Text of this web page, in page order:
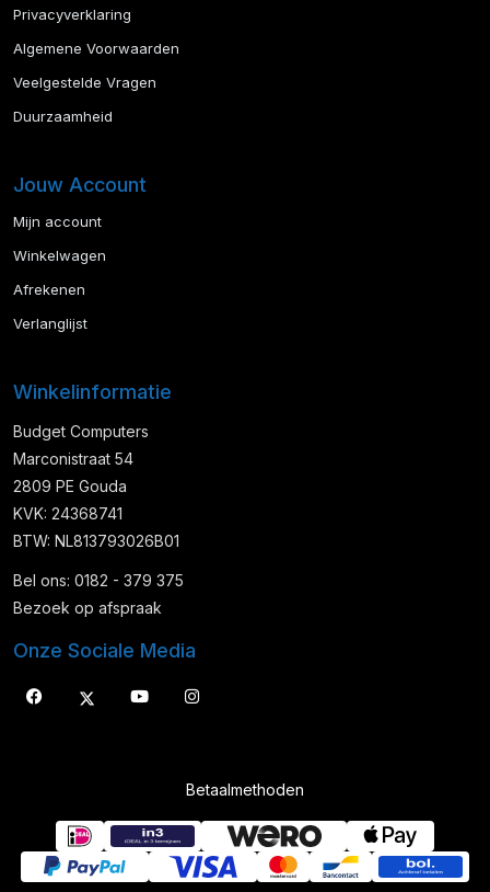
Privacyverklaring
Algemene Voorwaarden
Veelgestelde Vragen
Duurzaamheid
Jouw Account
Mijn account
Winkelwagen
Afrekenen
Verlanglijst
Winkelinformatie
Budget Computers
Marconistraat 54
2809 PE Gouda
KVK: 24368741
BTW: NL813793026B01
Bel ons: 0182 - 379 375
Bezoek op afspraak
Onze Sociale Media
Betaalmethoden